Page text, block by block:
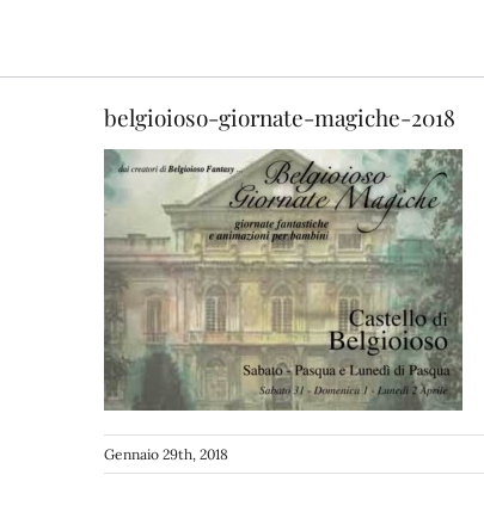
contenuto
belgioioso-giornate-magiche-2018
Gennaio 29th, 2018